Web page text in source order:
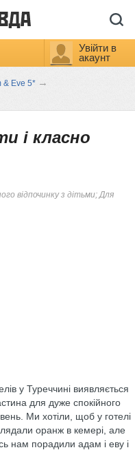
Увійти в
акаунт
& Eve 5* →
і класно
відпочинку з дітьми; Для
у Туреччині виявляється
для дуже спокійного
Ми хотіли, щоб у готелі
оранж в кемері, але
нам порадили адам і еву і